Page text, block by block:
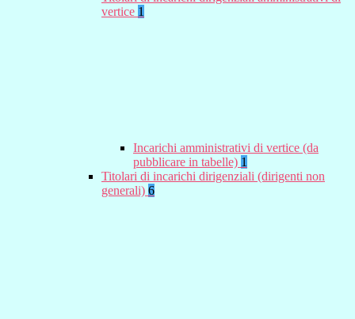
vertice 1
Incarichi amministrativi di vertice (da
pubblicare in tabelle) 1
Titolari di incarichi dirigenziali (dirigenti non
generali) 6